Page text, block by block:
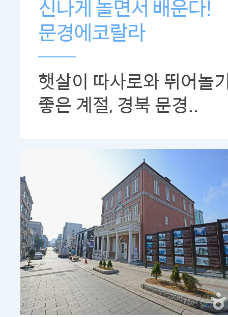
신나게 놀면서 배운다!
문경에코랄라
햇살이 따사로와 뛰어놀
좋은 계절, 경북 문경..